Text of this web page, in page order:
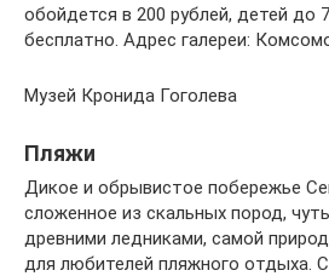
обойдется в 200 рублей, детей до
бесплатно. Адрес галереи:
Музей Кронида Гоголева
Пляжи
Дикое и обрывистое побережье
сложенное из скальных пород,
древними ледниками, самой
для любителей пляжного отдыха.